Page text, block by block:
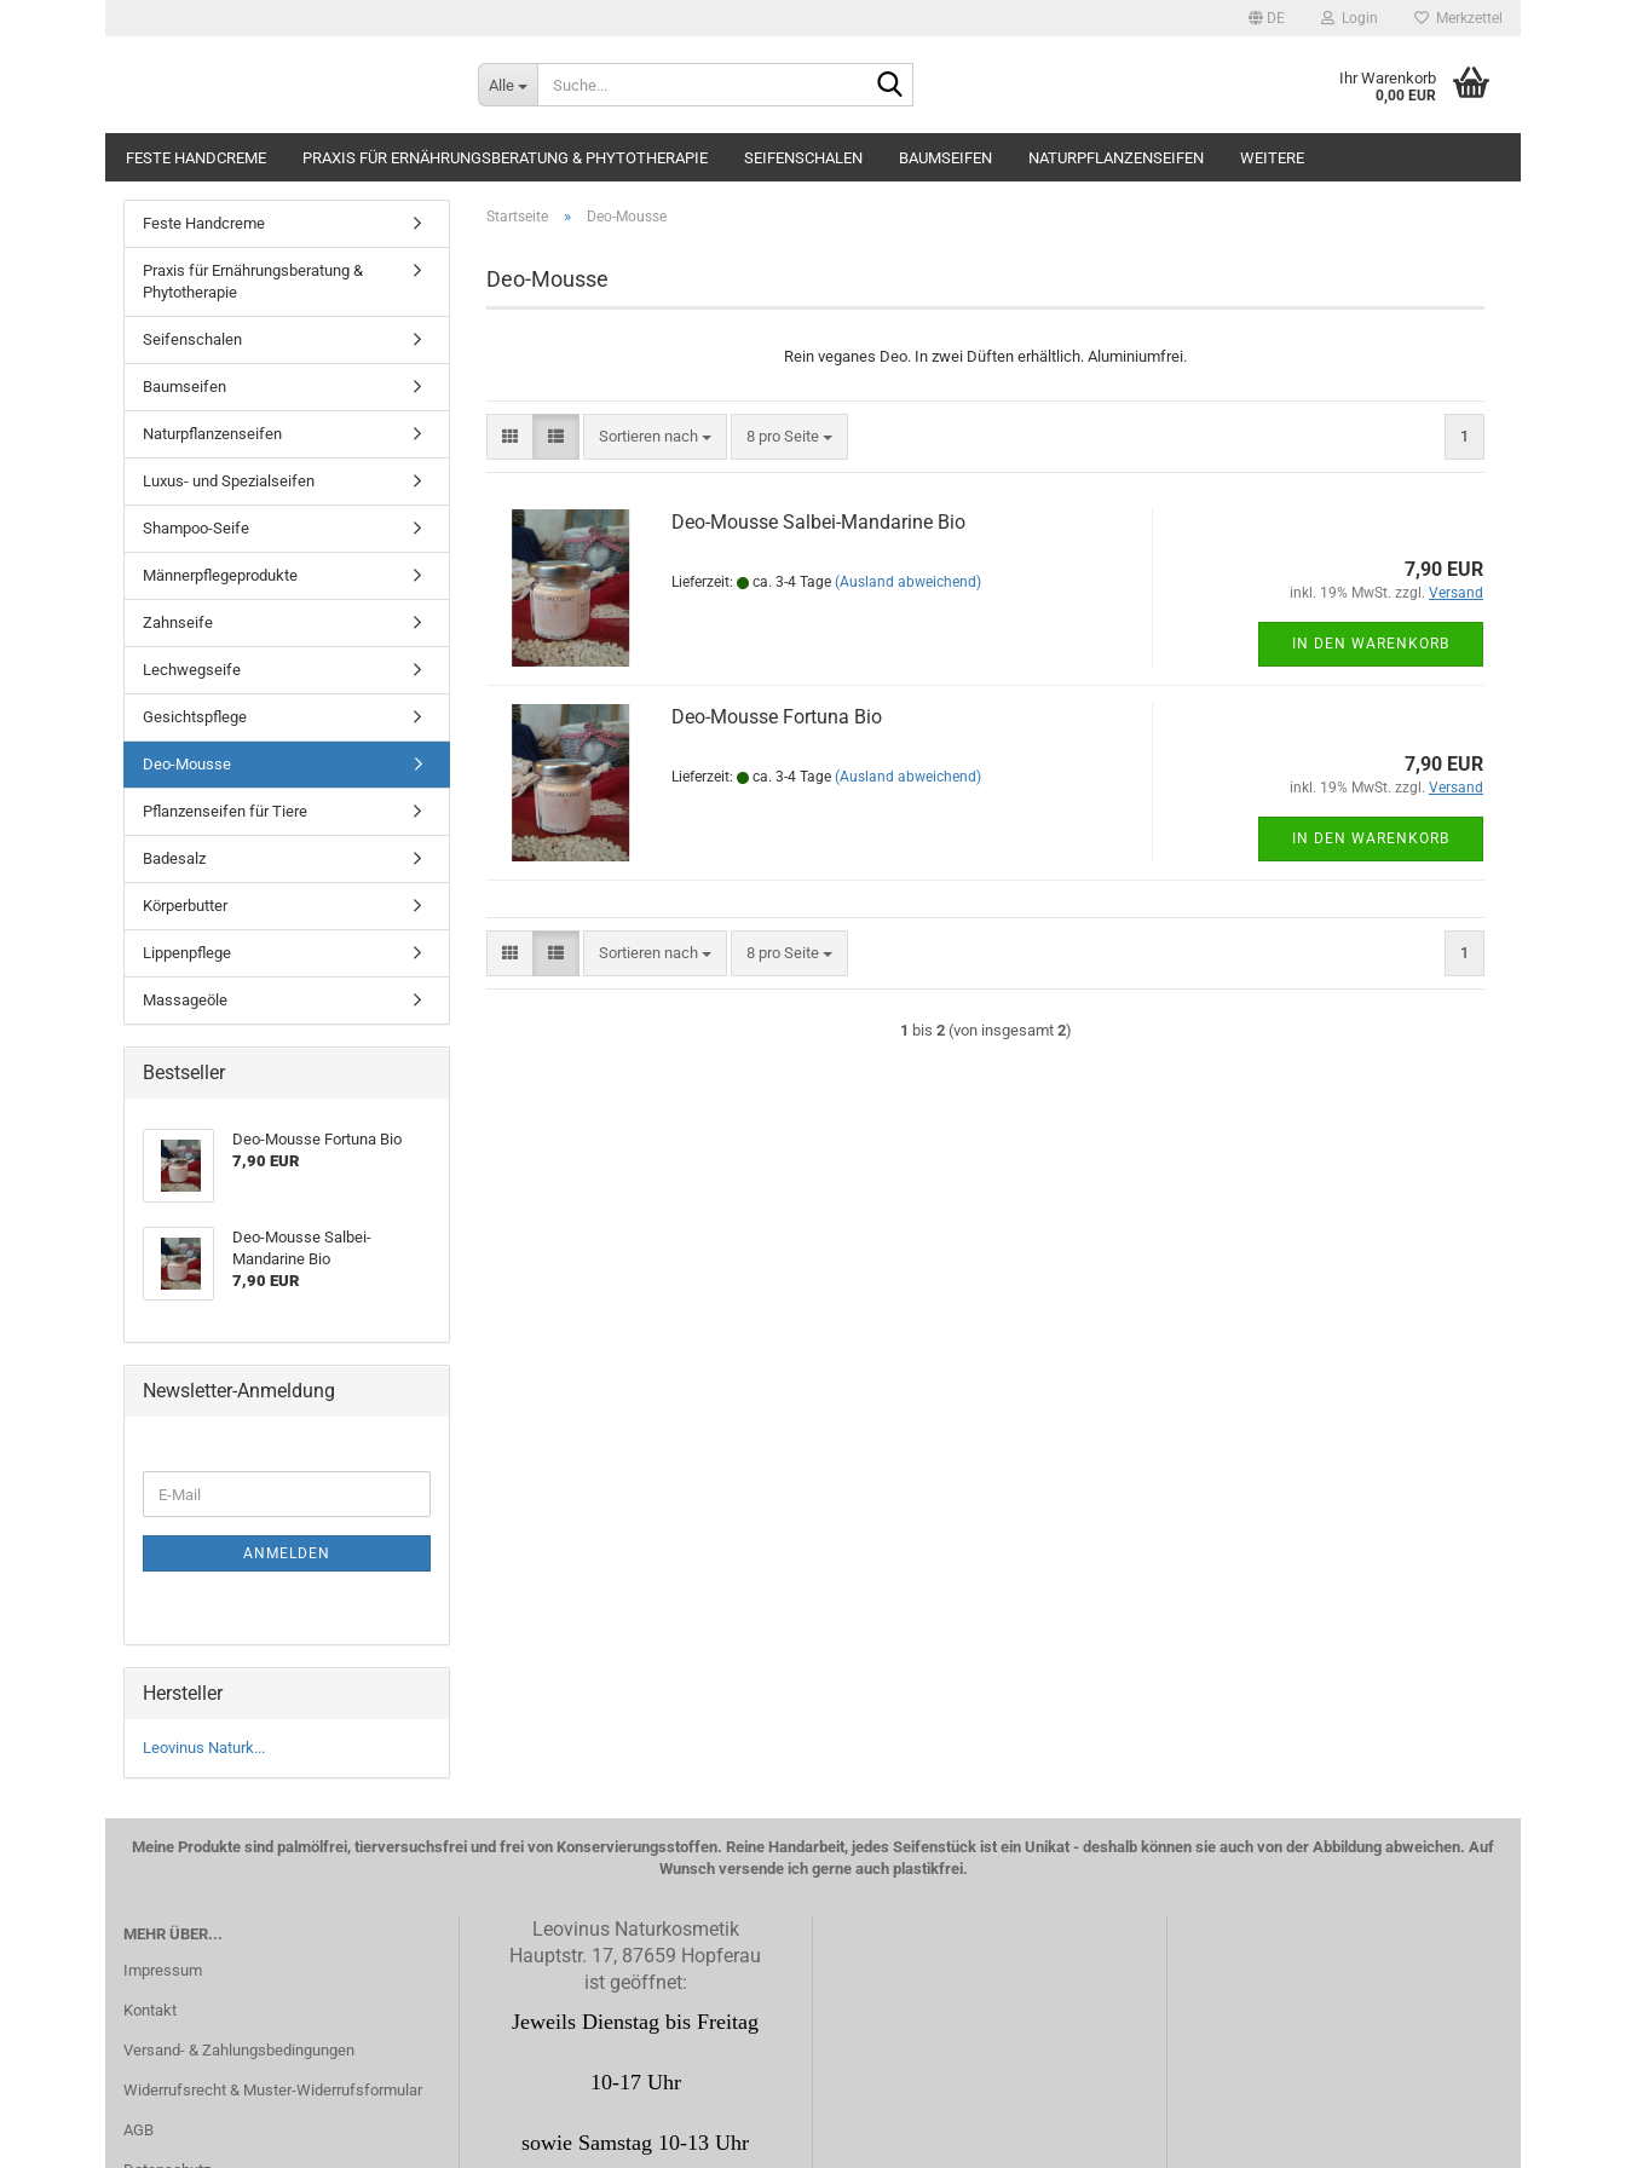
DE Login Merkzettel
Alle Ihr Warenkorb
0,00 EUR
FESTE HANDCREME PRAXIS FÜR ERNÄHRUNGSBERATUNG & PHYTOTHERAPIE SEIFENSCHALEN BAUMSEIFEN NATURPFLANZENSEIFEN WEITERE
Startseite » Deo-Mousse
Deo-Mousse
Rein veganes Deo. In zwei Düften erhältlich. Aluminiumfrei.
Sortieren nach
Sortieren nach 8 pro Seite
pro Seite 1
Deo-Mousse Salbei-Mandarine Bio
Lieferzeit: ca. 3-4 Tage (Ausland abweichend)
7,90 EUR
inkl. 19% MwSt. zzgl. Versand
IN DEN WARENKORB
Deo-Mousse Fortuna Bio
Lieferzeit: ca. 3-4 Tage (Ausland abweichend)
7,90 EUR
inkl. 19% MwSt. zzgl. Versand
IN DEN WARENKORB
Sortieren nach
Sortieren nach 8 pro Seite
pro Seite 1
1 bis 2(von insgesamt 2)
Feste Handcreme
Praxis für Ernährungsberatung &
Phytotherapie
Seifenschalen
Baumseifen
Naturpflanzenseifen
Luxus- und Spezialseifen
Shampoo-Seife
Männerpflegeprodukte
Zahnseife
Lechwegseife
Gesichtspflege
Deo-Mousse
Pflanzenseifen für Tiere
Badesalz
Körperbutter
Lippenpflege
Massageöle
Bestseller
Deo-Mousse Fortuna Bio
7,90 EUR
Deo-Mousse Salbei-
Mandarine Bio
7,90 EUR
Newsletter-Anmeldung
ZUR
E-
Mail
ANMELDEN
Hersteller
Leovinus Naturk...
Meine Produkte sind palmölfrei, tierversuchsfrei und frei von Konservierungsstoffen. Reine Handarbeit, jedes Seifenstück ist ein Unikat - deshalb können sie auch von der Abbildung abweichen. Auf
Wunsch versende ich gerne auch plastikfrei.
MEHR ÜBER...
Impressum
Kontakt
Versand- & Zahlungsbedingungen
Widerrufsrecht & Muster-Widerrufsformular
AGB
Leovinus Naturkosmetik
Hauptstr. 17, 87659 Hopferau
ist geöffnet:
Jeweils Dienstag bis Freitag
10-17 Uhr
sowie Samstag 10-13 Uhr